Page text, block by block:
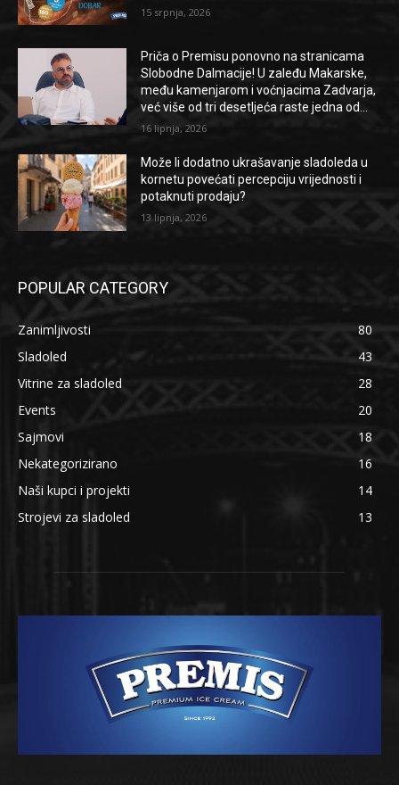
15 srpnja, 2026
Priča o Premisu ponovno na stranicama
Slobodne Dalmacije! U zaleđu Makarske,
među kamenjarom i voćnjacima Zadvarja,
već više od tri desetljeća raste jedna od...
16 lipnja, 2026
Može li dodatno ukrašavanje sladoleda u
kornetu povećati percepciju vrijednosti i
potaknuti prodaju?
13 lipnja, 2026
POPULAR CATEGORY
Zanimljivosti
80
Sladoled
43
Vitrine za sladoled
28
Events
20
Sajmovi
18
Nekategorizirano
16
Naši kupci i projekti
14
Strojevi za sladoled
13